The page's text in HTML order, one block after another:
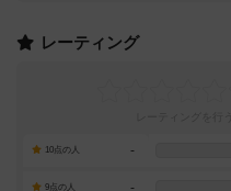
レーティング
10点の人 -
9点の人